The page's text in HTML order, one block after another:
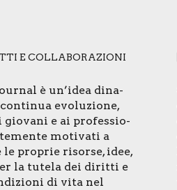
E COL­LA­BO­RA­ZIO­NI
è un’idea dina­
evo­lu­zio­ne,
gio­va­ni e ai pro­fes­sio­
moti­va­ti a
le pro­prie risor­se, idee,
la tute­la dei dirit­ti e
di vita nel